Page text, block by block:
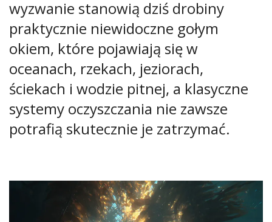
wyzwanie stanowią dziś drobiny
praktycznie niewidoczne gołym
okiem, które pojawiają się w
oceanach, rzekach, jeziorach,
ściekach i wodzie pitnej, a klasyczne
systemy oczyszczania nie zawsze
potrafią skutecznie je zatrzymać.